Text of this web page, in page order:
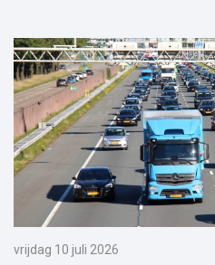
vrijdag 10 juli 2026